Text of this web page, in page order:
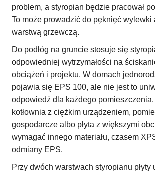
problem, a styropian będzie pracował
To może prowadzić do pęknięć wylewki
warstwą grzewczą.
Do podłóg na gruncie stosuje się
odpowiedniej wytrzymałości na
obciążeń i projektu. W domach
pojawia się EPS 100, ale nie jest to
odpowiedź dla każdego pomieszczenia.
kotłownia z ciężkim urządzeniem,
gospodarcze albo płyta z większymi
wymagać innego materiału, czasem
odmiany EPS.
Przy dwóch warstwach styropianu płyty